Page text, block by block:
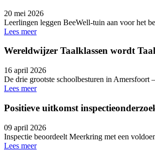
20 mei 2026
Leerlingen leggen BeeWell-tuin aan voor het
Lees meer
Wereldwijzer Taalklassen wordt
16 april 2026
De drie grootste schoolbesturen in Amersfoort
Lees meer
Positieve uitkomst
09 april 2026
Inspectie beoordeelt Meerkring met een
Lees meer